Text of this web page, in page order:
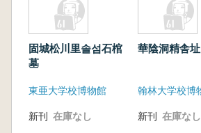
固城松川里솔섬石棺
墓
東亜大学校博物館
新刊 在庫なし
華陰洞精舎址
新刊 在庫なし